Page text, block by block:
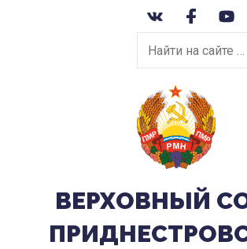
Найти
на
сайте:
ВЕРХОВНЫЙ